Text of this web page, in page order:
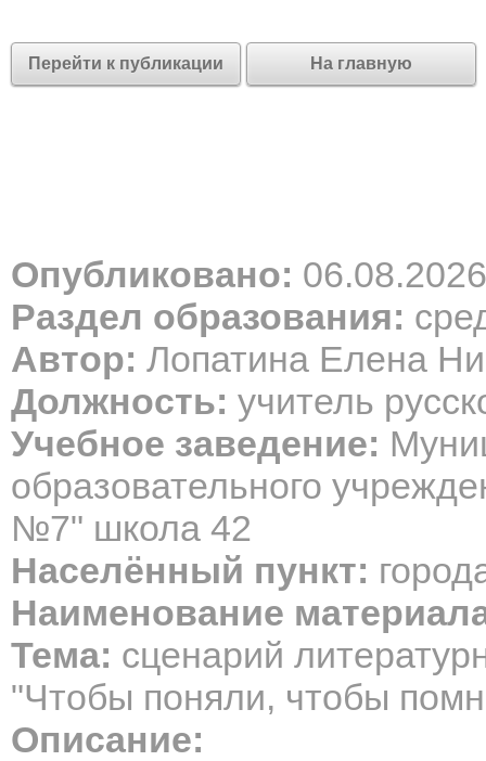
Перейти к публикации На главную
Опубликовано: 06.08.2026
Раздел образования:
Автор: Лопатина Елена
Должность: учитель
Учебное заведение:
образовательного
№7" школа 42
Населённый пункт:
Наименование
Тема: сценарий
"Чтобы поняли, чтобы
Описание: